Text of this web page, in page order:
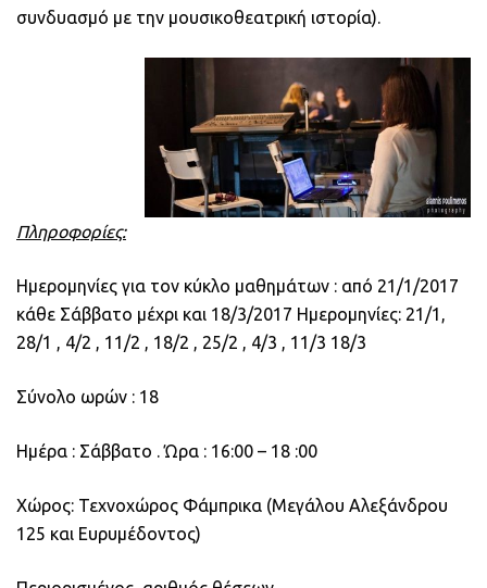
συνδυασμό με την μουσικοθεατρική ιστορία).
Πληροφορίες:
Ημερομηνίες για τον κύκλο μαθημάτων : από 21/1/2017
κάθε Σάββατο μέχρι και 18/3/2017 Ημερομηνίες: 21/1,
28/1 , 4/2 , 11/2 , 18/2 , 25/2 , 4/3 , 11/3 18/3
Σύνολο ωρών : 18
Ημέρα : Σάββατο . Ώρα : 16:00 – 18 :00
Χώρος: Τεχνοχώρος Φάμπρικα (Μεγάλου Αλεξάνδρου
125 και Ευρυμέδοντος)